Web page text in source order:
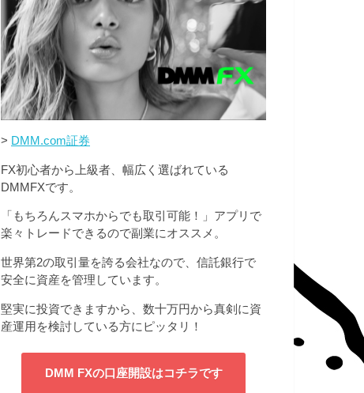
> DMM.com証券
FX初心者から上級者、幅広く選ばれている
DMMFXです。
「もちろんスマホからでも取引可能！」アプリで
楽々トレードできるので副業にオススメ。
世界第2の取引量を誇る会社なので、信託銀行で
安全に資産を管理しています。
堅実に投資できますから、数十万円から真剣に資
産運用を検討している方にピッタリ！
DMM FXの口座開設はコチラです